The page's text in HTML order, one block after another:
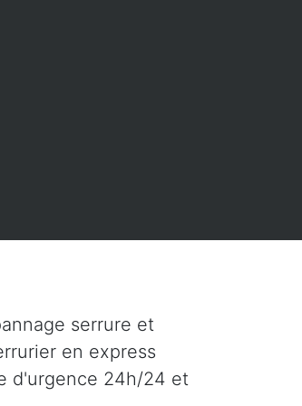
serrure et
en express
d'urgence 24h/24 et